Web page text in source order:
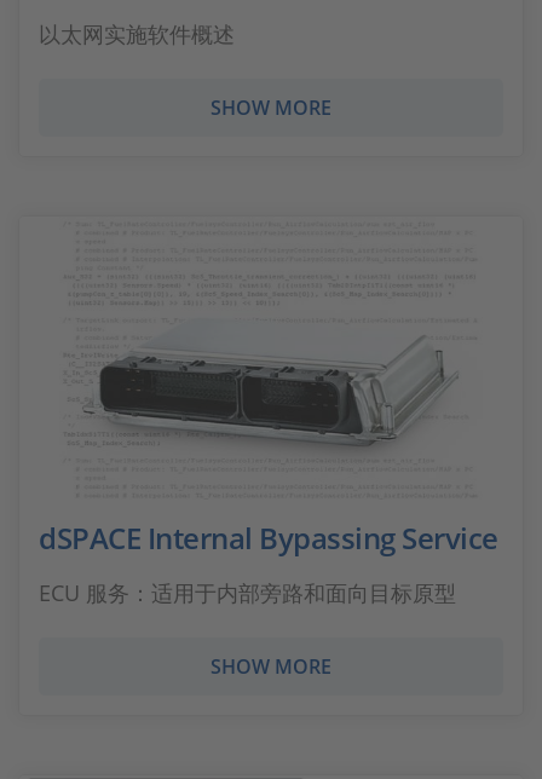
以太网实施软件概述
SHOW MORE
dSPACE Internal Bypassing Service
ECU 服务：适用于内部旁路和面向目标原型
SHOW MORE